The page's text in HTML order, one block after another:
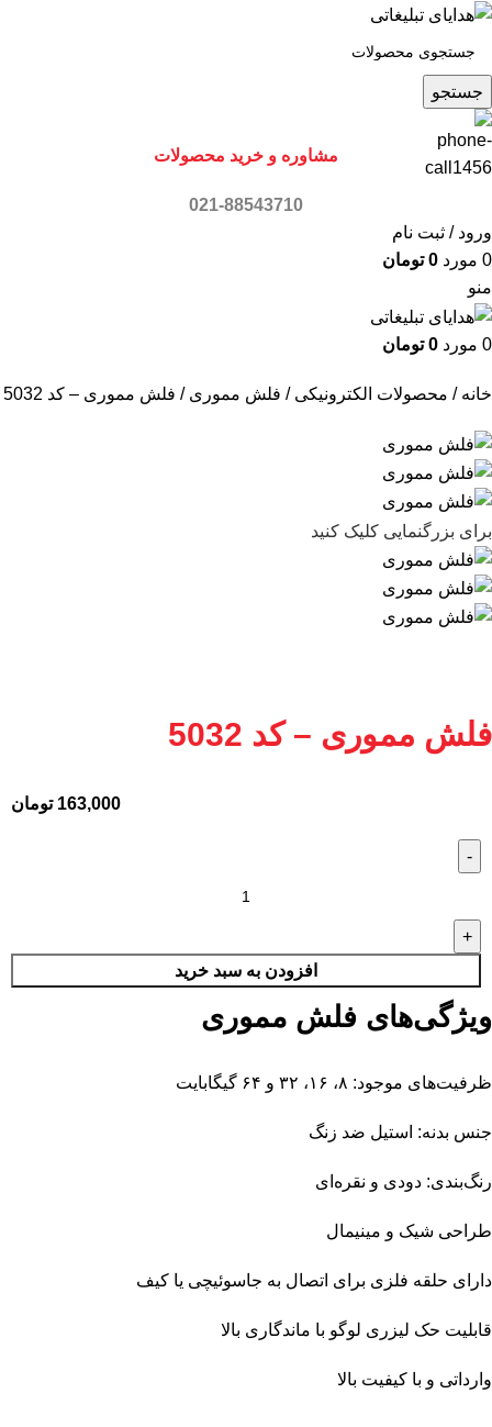
جستجو
مشاوره و خرید محصولات
021-88543710
ورود / ثبت نام
0 مورد 0 تومان
منو
0 مورد 0 تومان
خانه محصولات الکترونیکی فلش مموری فلش مموری – کد 5032
برای بزرگنمایی کلیک کنید
فلش مموری – کد 5032
163,000 تومان
افزودن به سبد خرید
ویژگی‌های فلش مموری
ظرفیت‌های موجود: ۸، ۱۶، ۳۲ و ۶۴ گیگابایت
جنس بدنه: استیل ضد زنگ
رنگ‌بندی: دودی و نقره‌ای
طراحی شیک و مینیمال
دارای حلقه فلزی برای اتصال به جاسوئیچی یا کیف
قابلیت حک لیزری لوگو با ماندگاری بالا
وارداتی و با کیفیت بالا